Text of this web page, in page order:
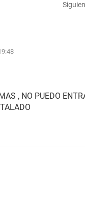
, NO PUEDO